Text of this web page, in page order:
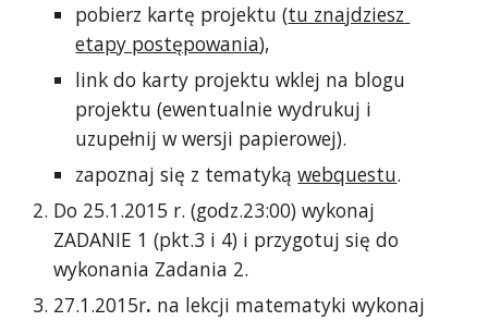
pobierz kartę projektu (tu znajdziesz
etapy postępowania),
link do karty projektu wklej na blogu
projektu (ewentualnie wydrukuj i
uzupełnij w wersji papierowej).
zapoznaj się z tematyką webquestu.
Do 25.1.2015 r. (godz.23:00) wykonaj
ZADANIE 1 (pkt.3 i 4) i przygotuj się do
wykonania Zadania 2.
27.1.2015r. na lekcji matematyki wykonaj